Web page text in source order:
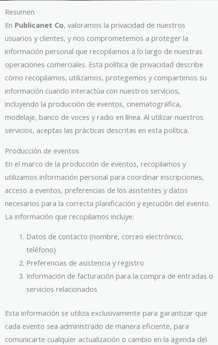
Resumen
En Publicanet Co, valoramos la privacidad de nuestros
usuarios y clientes, y nos comprometemos a proteger la
información personal que recopilamos a lo largo de nuestras
operaciones comerciales. Esta política de privacidad describe
cómo recopilamos, utilizamos, protegemos y compartimos su
información cuando interactúa con nuestros servicios,
incluyendo la producción de eventos, cinematográfica,
modelaje, banco de voces y radio en línea. Al utilizar nuestros
servicios, aceptas las prácticas descritas en esta política.
Producción de eventos
En el marco de la producción de eventos, recopilamos y
utilizamos información personal para coordinar inscripciones,
acceso a eventos, preferencias de los asistentes y datos
necesarios para la correcta planificación y ejecución del evento.
La información que recopilamos incluye:
Datos de contacto (nombre, correo electrónico,
teléfono)
Preferencias de asistencia y registro
Información de facturación para la compra de entradas o
servicios relacionados
Esta información se utiliza exclusivamente para garantizar que
cada evento sea administrado de manera eficiente, para
comunicarte cualquier actualización o cambio en la agenda del